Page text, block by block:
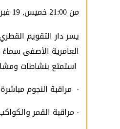
من 21:00 خميس, 19 فبراير 2026 إلى 01:00 خميس, 19 فبراير 2026
يسر دار التقويم
العامرية الأصفى
استمتع بنشاطات
· مراقبة النجوم
· مراقبة القمر